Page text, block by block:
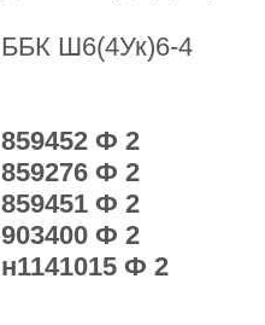
ББК Ш6(4Ук)6-4
859452 Ф 2
859276 Ф 2
859451 Ф 2
903400 Ф 2
н1141015 Ф 2